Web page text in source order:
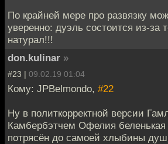
По крайней мере про развязку
уверенно: дуэль состоится из-за
натурал!!!
don.kulinar »
#23 | 09.02.19 01:04
Кому: JPBelmondo, #22
Ну в политкорректной версии
Камбербэтчем Офелия
потрясён до самоей хлыбины